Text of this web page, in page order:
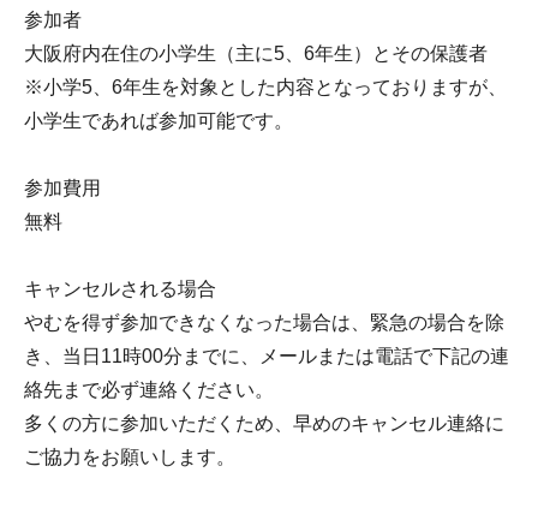
参加者
大阪府内在住の小学生（主に5、6年生）とその保護者
※小学5、6年生を対象とした内容となっておりますが、
小学生であれば参加可能です。
参加費用
無料
キャンセルされる場合
やむを得ず参加できなくなった場合は、緊急の場合を除
き、当日11時00分までに、メールまたは電話で下記の連
絡先まで必ず連絡ください。
多くの方に参加いただくため、早めのキャンセル連絡に
ご協力をお願いします。